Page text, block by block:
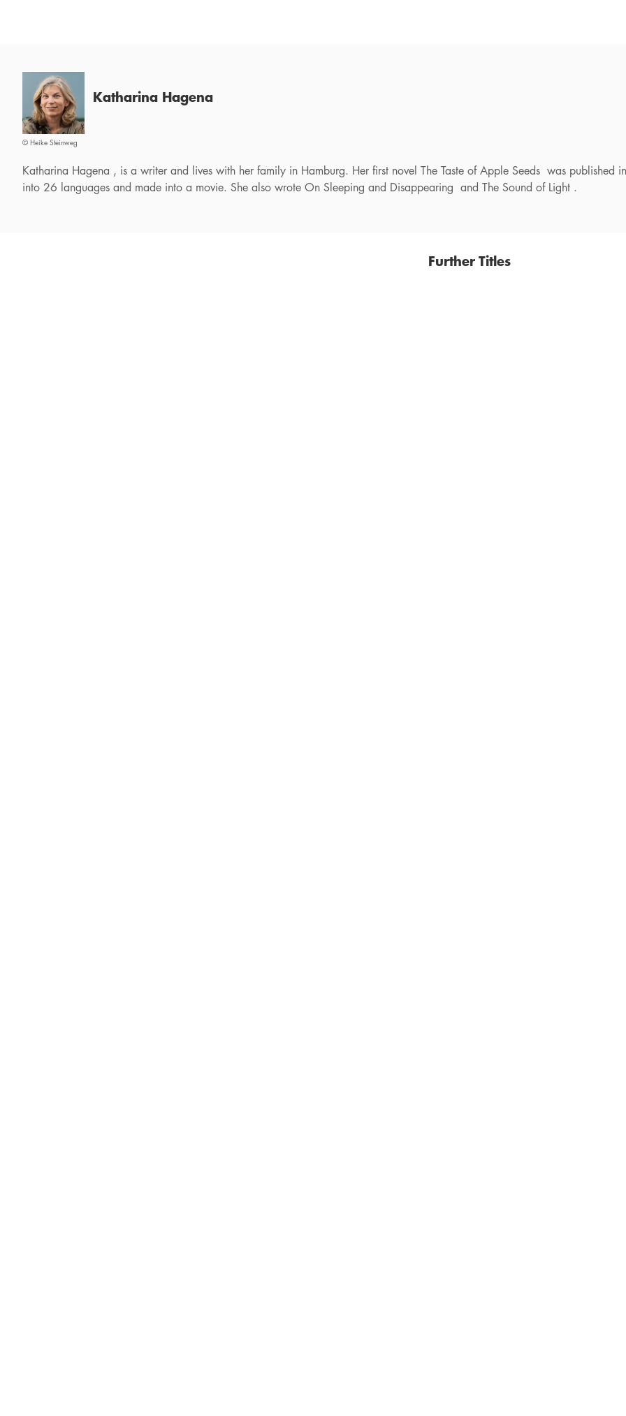
© Heike Steinweg
Katharina Hagena
Katharina Hagena , is a writer and lives with her family in Hamburg. Her first novel The Taste of Apple Seeds was published
into 26 languages and made into a movie. She also wrote On Sleeping and Disappearing and The Sound of Light .
Further Titles